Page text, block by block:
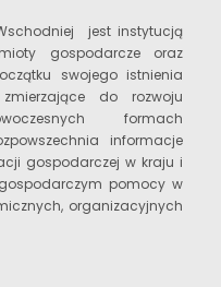
jest instytucją
gospodarcze oraz
swojego istnienia
do rozwoju
formach
informacje
gospodarczej w kraju i
pomocy w
organizacyjnych